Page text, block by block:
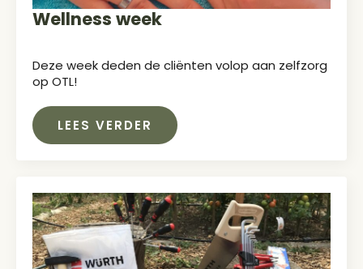
Wellness week
Deze week deden de cliënten volop aan zelfzorg
op OTL!
LEES VERDER